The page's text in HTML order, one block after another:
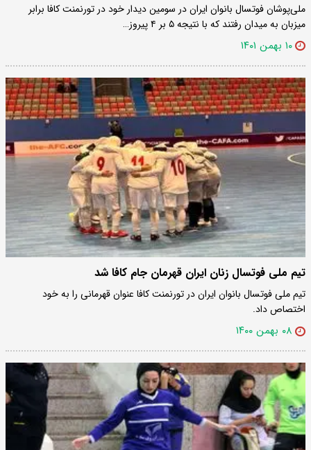
ملی‌پوشان فوتسال بانوان ایران در سومین دیدار خود در تورنمنت کافا برابر
میزبان به میدان رفتند که با نتیجه ۵ بر ۴ پیروز…
۱۰ بهمن ۱۴۰۱
تیم ملی فوتسال زنان ایران قهرمان جام کافا شد
تیم ملی فوتسال بانوان ایران در تورنمنت کافا عنوان قهرمانی را به خود
اختصاص داد.
۰۸ بهمن ۱۴۰۰